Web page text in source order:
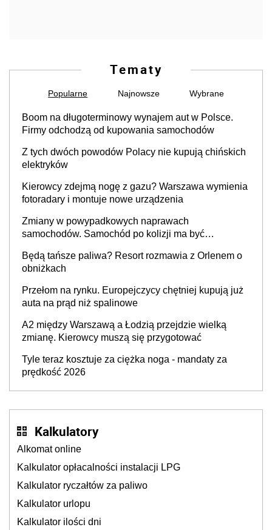
Tematy
Popularne Najnowsze Wybrane
Boom na długoterminowy wynajem aut w Polsce.
Firmy odchodzą od kupowania samochodów
Z tych dwóch powodów Polacy nie kupują chińskich
elektryków
Kierowcy zdejmą nogę z gazu? Warszawa wymienia
fotoradary i montuje nowe urządzenia
Zmiany w powypadkowych naprawach
samochodów. Samochód po kolizji ma być
producenta
Będą tańsze paliwa? Resort rozmawia z Orlenem o
obniżkach
Przełom na rynku. Europejczycy chętniej kupują już
auta na prąd niż spalinowe
A2 między Warszawą a Łodzią przejdzie wielką
zmianę. Kierowcy muszą się przygotować
Tyle teraz kosztuje za ciężka noga - mandaty za
prędkość 2026
Kalkulatory
Alkomat online
Kalkulator opłacalności instalacji LPG
Kalkulator ryczałtów za paliwo
Kalkulator urlopu
Kalkulator ilości dni